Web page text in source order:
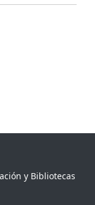
y Bibliotecas